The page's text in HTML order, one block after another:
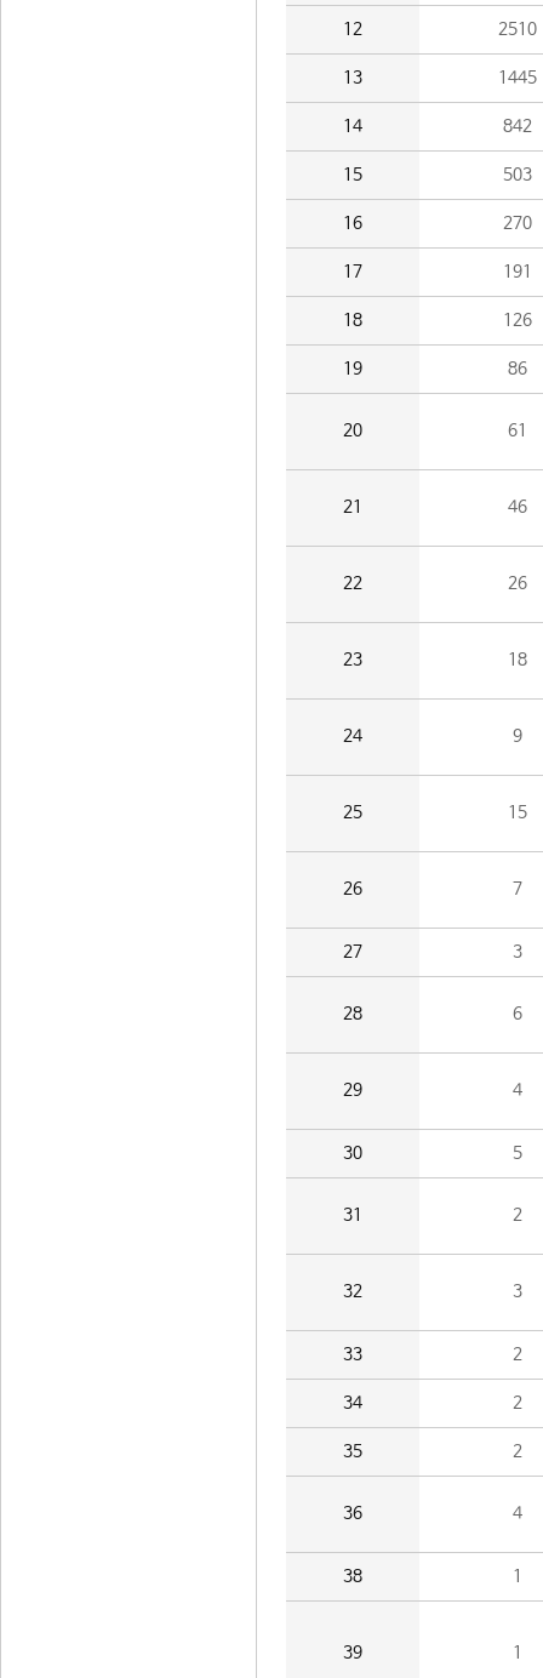
12 2510
13 1445
14 842
15 503
16 270
17 191
18 126
19 86
20 61
21 46
22 26
23 18
24 9
25 15
26 7
27 3
28 6
29 4
30 5
31 2
32 3
33 2
34 2
35 2
36 4
38 1
39 1